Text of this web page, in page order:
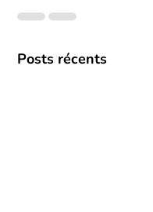
Posts récents